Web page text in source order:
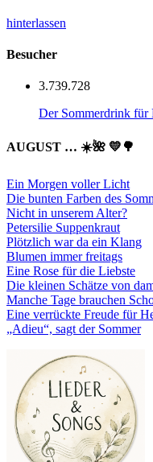
hinterlassen
Besucher
3.739.728
Der Sommerdrink für
AUGUST … ☀️🌺 💛🌳
Ein Morgen voller Licht
Die bunten Farben des
Nicht in unserem Alter?
Petersilie Suppenkraut
Plötzlich war da ein Klang
Blumen immer freitags
Eine Rose für die Liebste
Die kleinen Schätze von
Manche Tage brauchen
Eine verrückte Freude für
„Adieu“, sagt der Sommer